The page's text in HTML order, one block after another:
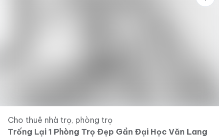
Cho thuê nhà trọ, phòng trọ
Trống Lại 1 Phòng Trọ Đẹp Gần Đại Học Văn Lang